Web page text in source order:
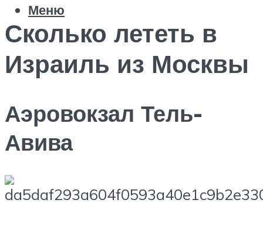
Меню
Сколько лететь в
Израиль из Москвы
Аэровокзал Тель-
Авива